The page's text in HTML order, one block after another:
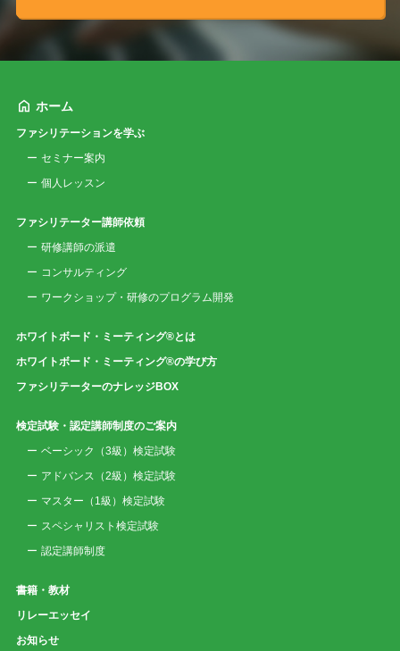
ホーム
ファシリテーションを学ぶ
セミナー案内
個人レッスン
ファシリテーター講師依頼
研修講師の派遣
コンサルティング
ワークショップ・研修のプログラム開発
ホワイトボード・ミーティング®とは
ホワイトボード・ミーティング®の学び方
ファシリテーターのナレッジBOX
検定試験・認定講師制度のご案内
ベーシック（3級）検定試験
アドバンス（2級）検定試験
マスター（1級）検定試験
スペシャリスト検定試験
認定講師制度
書籍・教材
リレーエッセイ
お知らせ